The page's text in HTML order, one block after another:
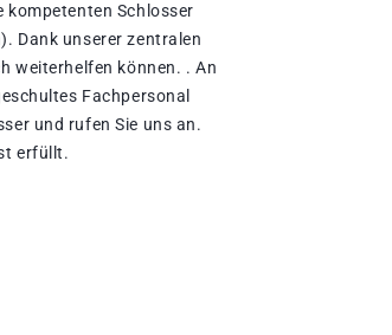
kompetenten Schlosser
Dank unserer zentralen
weiterhelfen können. . An
Fachpersonal
und rufen Sie uns an.
erfüllt.